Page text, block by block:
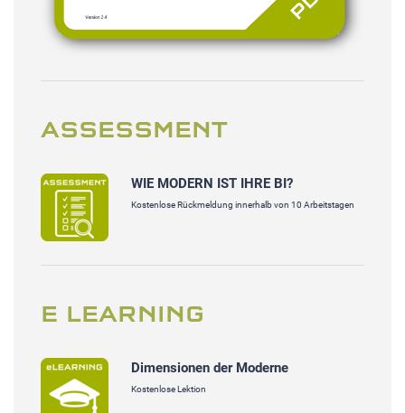
ASSESSMENT
WIE MODERN IST IHRE BI?
Kostenlose Rückmeldung innerhalb von 10 Arbeitstagen
E LEARNING
Dimensionen der Moderne
Kostenlose Lektion